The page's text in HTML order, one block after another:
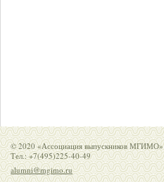
© 2020 «Ассоциация выпускников МГИМО»
Тел.: +7(495)225-40-49
alumni@mgimo.ru